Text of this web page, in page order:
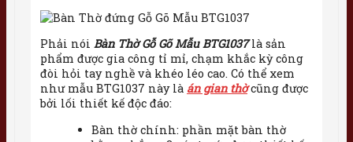
Phải nói Bàn Thờ Gỗ Gõ Mẫu BTG1037là sản
phẩm được gia công tỉ mỉ, chạm khắc kỳ công
đòi hỏi tay nghề và khéo léo cao. Có thể xem
như mẫu BTG1037 này là án gian thờcũng được
bởi lối thiết kế độc đáo:
Bàn thờ chính: phần mặt bàn thờ